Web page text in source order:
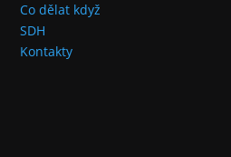
Co dělat když
SDH
Kontakty